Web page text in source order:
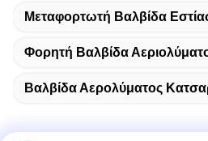
Μεταφορτωτή Βαλβίδα
Φορητή Βαλβίδα
Βαλβίδα Αερολύματος